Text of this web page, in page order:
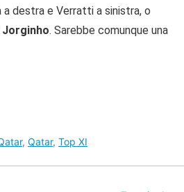
a destra e Verratti a sinistra, o
Jorginho. Sarebbe comunque una
, Qatar, Top XI